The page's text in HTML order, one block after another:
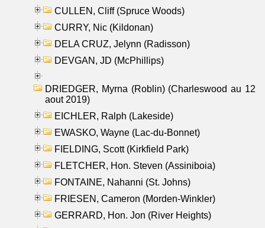
CULLEN, Cliff (Spruce Woods)
CURRY, Nic (Kildonan)
DELA CRUZ, Jelynn (Radisson)
DEVGAN, JD (McPhillips)
DRIEDGER, Myrna (Roblin) (Charleswood au 12
aout 2019)
EICHLER, Ralph (Lakeside)
EWASKO, Wayne (Lac-du-Bonnet)
FIELDING, Scott (Kirkfield Park)
FLETCHER, Hon. Steven (Assiniboia)
FONTAINE, Nahanni (St. Johns)
FRIESEN, Cameron (Morden-Winkler)
GERRARD, Hon. Jon (River Heights)